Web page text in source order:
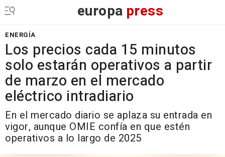
europa press
ENERGÍA
Los precios cada 15 minutos
solo estarán operativos a partir
de marzo en el mercado
eléctrico intradiario
En el mercado diario se aplaza su entrada en
vigor, aunque OMIE confía en que estén
operativos a lo largo de 2025